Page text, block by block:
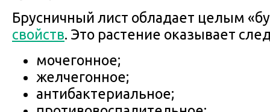
Брусничный лист обладает целым
свойств. Это растение оказывает
мочегонное;
желчегонное;
антибактериальное;